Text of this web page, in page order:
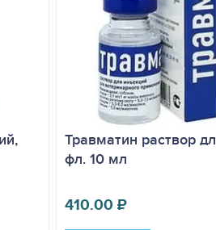
во флаконах с нарушенной
не пригоден к применению.
продуктов и кормов при
Травматин раствор
фл. 10 мл
410.00₽